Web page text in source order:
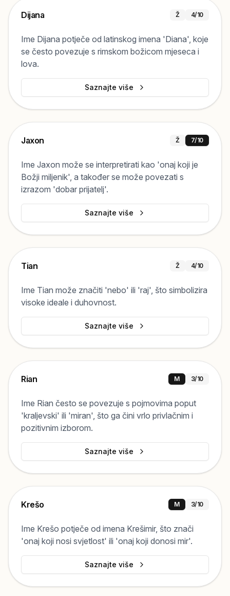
Dijana Ž 4/10
Ime Dijana potječe od latinskog imena 'Diana', koje
se često povezuje s rimskom božicom mjeseca i
lova.
Saznajte više
Jaxon Ž 7/10
Ime Jaxon može se interpretirati kao 'onaj koji je
Božji miljenik', a također se može povezati s
izrazom 'dobar prijatelj'.
Saznajte više
Tian Ž 4/10
Ime Tian može značiti 'nebo' ili 'raj', što simbolizira
visoke ideale i duhovnost.
Saznajte više
Rian M 3/10
Ime Rian često se povezuje s pojmovima poput
'kraljevski' ili 'miran', što ga čini vrlo privlačnim i
pozitivnim izborom.
Saznajte više
Krešo M 3/10
Ime Krešo potječe od imena Krešimir, što znači
'onaj koji nosi svjetlost' ili 'onaj koji donosi mir'.
Saznajte više